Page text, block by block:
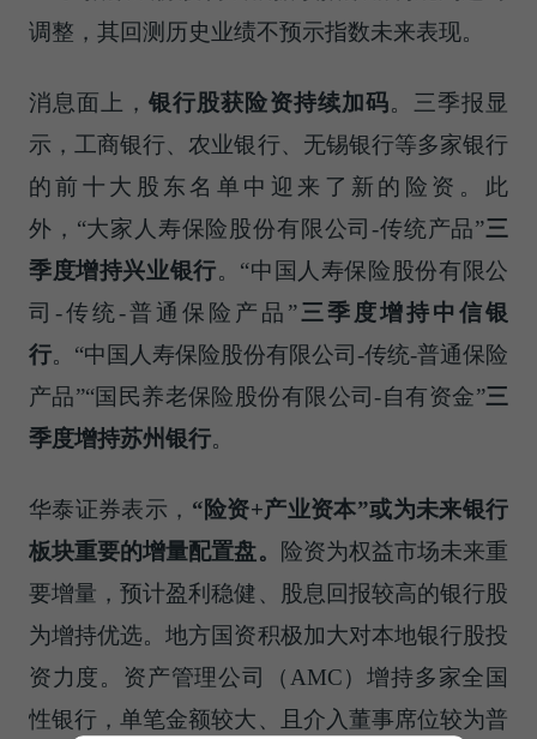
调整，其回测历史业绩不预示指数未来表现。
消息面上，银行股获险资持续加码。三季报显
示，工商银行、农业银行、无锡银行等多家银行
的前十大股东名单中迎来了新的险资。此
外，“大家人寿保险股份有限公司-传统产品”三
季度增持兴业银行。“中国人寿保险股份有限公
司-传统-普通保险产品”三季度增持中信银
行。“中国人寿保险股份有限公司-传统-普通保险
产品”“国民养老保险股份有限公司-自有资金”三
季度增持苏州银行。
华泰证券表示， “险资+产业资本”或为未来银行
板块重要的增量配置盘。
险资为权益市场未来重
要增量，预计盈利稳健、股息回报较高的银行股
为增持优选。地方国资积极加大对本地银行股投
资力度。资产管理公司（AMC）增持多家全国
性银行，单笔金额较大、且介入董事席位较为普